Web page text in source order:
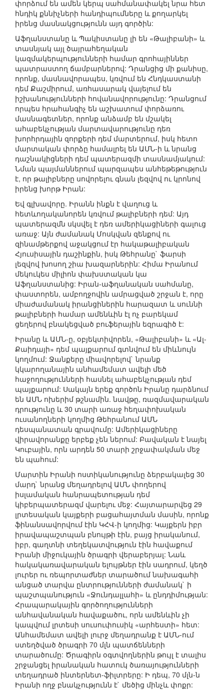
փորձում են ամեն կերպ սահմանափակել նրա հետ
հնդիկ քննիչների հանդիպումները և քողարկել
իրենց մասնակցությունն այդ գործին:
Աֆղանստանը և Պակիստանը լի են «Թալիբանի» և
տասնյակ այլ ծայրահեղական
կազմակերպությունների համար գրոհայիններ
պատրաստող ճամբարներով: Դրանցից մի քանիսը,
որոնք, մասնավորապես, կռվում են Հնդկաստանի
դեմ Քաշմիրում, առհասարակ վայելում են
իշխանությունների հովանավորությունը: Դրանցում
որպես հրահանգիչ են աշխատում փորձառու
մասնագետներ, որոնք անձամբ են մշակել
ահաբեկչության մարտավարությունը դեռ
խորհրդային զորքերի դեմ մարտերում, իսկ հետո
մարտական փորձը համալրել են ԱՄՆ-ի և նրանց
դաշնակիցների դեմ պատերազմի տասնամյակում:
Նման պայմաններում պարզապես անհեթեթություն
է, որ թալիբները սովորելու գնան լեզվով ու կրոնով
իրենց խորթ Իրան:
Եվ գլխավորը. Իրանն ինքն է վաղուց և
հետևողականորեն կռվում թալիբների դեմ: Այդ
պատերազմն սկսվել է դեռ ամերիկացիների գալուց
առաջ: Այն ժամանակ Մոսկվան զենքով ու
զինամթերքով աջակցում էր հակաթալիբական
Հյուսիսային դաշինքին, իսկ Թեհրանը` ֆարսի
լեզվով խոսող շիա խազարներին: Հիմա Իրանում
մեկուկես միլիոն փախստական կա
Աֆղանստանից: Իրան-աֆղանական սահմանը,
փաստորեն, ամբողջովին ամրացված շրջան է, որը
միաժամանակ իրանցիներին հարազատ և սուննի
թալիբների համար ամենևին էլ ոչ բարեկամ
ցեղերով բնակեցված բուֆերային եզրագիծ է:
Իրանը և ԱՄՆ-ը, օբյեկտիվորեն, «Թալիբանի» և «Ալ-
Քաիդայի» դեմ պայքարում գտնվում են միևնույն
կողմում: Ջանքերը միավորելով` նրանք
կկարողանային անհամեմատ ավելի մեծ
հաջողությունների հասնել ահաբեկչության դեմ
պայքարում: Սակայն երեք գործոն Իրանը դարձնում
են ԱՄՆ ոխերիմ թշնամին. նավթը, ռազմավարական
դրությունը և 30 տարի առաջ հեղափոխական
ուսանողների կողմից Թեհրանում ԱՄՆ
դեսպանատան գրավումը: Ամերիկացիները
վիրավորանքը երբեք չեն ներում: Բավական է նայել
Կուբային, որն արդեն 50 տարի շրջափակման մեջ
են պահում:
Մարտին Իրանի ոստիկանությունը ձերբակալեց 30
մարդ` նրանց մեղադրելով ԱՄՆ փողերով
իսլամական հանրապետության դեմ
կիբերպատերազմ վարելու մեջ: Հայտարարվեց 29
լրտեսական կայքերի բացահայտման մասին, որոնք
ֆինանսավորվում էին ԿՀՎ-ի կողմից: Կայքերն իբր
իրավապաշտպան բնույթի էին, բայց իրականում,
իբր, գաղտնի տեղեկատվություն էին հավաքում
Իրանի միջուկային ծրագրի վերաբերյալ: Նաև
հակակառավարական ելույթներ էին սադրում, կեղծ
լուրեր ու ռեպորտաժներ տարածում նախագահի
անցած տարվա ընտրությունների ժամանակ` ի
պաշտպանություն «Ջունդալլահի» և ընդդիմության:
Հրապարակային գործողությունների
անհավանական հավաքածու, որն ամենևին չի
կապվում լրտեսի սուսուփուսիկ «արհեստի» հետ:
Անհամեմատ ավելի լուրջ մեղադրանք է ԱՄՆ-ում
ստեղծված ծրագրի 70 մլն պատճենների
տարածումը: Ծրագիրն օգտվողներին թույլ է տալիս
շրջանցել իրանական հատուկ ծառայությունների
տեղադրած ինտերնետ-ֆիլտրերը: Ի դեպ, 70 մլն-ն
Իրանի ողջ բնակչությունն է` մեծից մինչև փոքր: